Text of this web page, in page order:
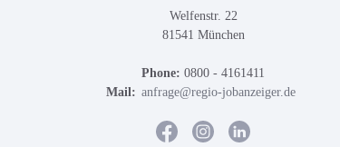
Welfenstr. 22
81541 München
Phone: 0800 - 4161411
Mail: anfrage@regio-jobanzeiger.de